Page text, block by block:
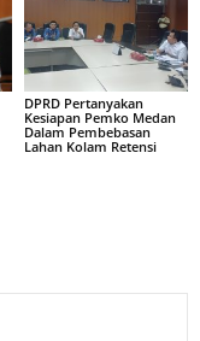
DPRD Pertanyakan
Kesiapan Pemko Medan
Dalam Pembebasan
Lahan Kolam Retensi